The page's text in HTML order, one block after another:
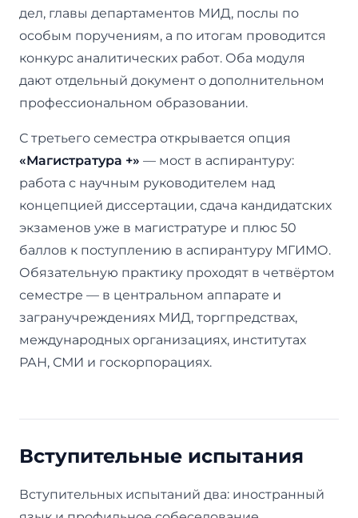
дел, главы департаментов МИД, послы по
особым поручениям, а по итогам проводится
конкурс аналитических работ. Оба модуля
дают отдельный документ о дополнительном
профессиональном образовании.
С третьего семестра открывается опция
«Магистратура +» — мост в аспирантуру:
работа с научным руководителем над
концепцией диссертации, сдача кандидатских
экзаменов уже в магистратуре и плюс 50
баллов к поступлению в аспирантуру МГИМО.
Обязательную практику проходят в четвёртом
семестре — в центральном аппарате и
загранучреждениях МИД, торгпредствах,
международных организациях, институтах
РАН, СМИ и госкорпорациях.
Вступительные испытания
Вступительных испытаний два: иностранный